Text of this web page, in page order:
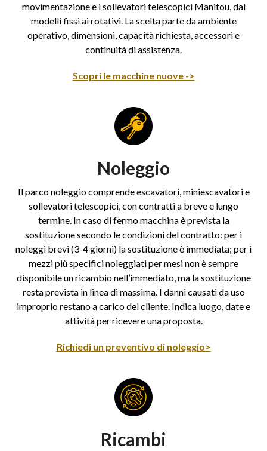
movimentazione e i sollevatori telescopici Manitou, dai
modelli fissi ai rotativi. La scelta parte da ambiente
operativo, dimensioni, capacità richiesta, accessori e
continuità di assistenza.
Scopri le macchine nuove ->
Noleggio
Il parco noleggio comprende escavatori, miniescavatori e
sollevatori telescopici, con contratti a breve e lungo
termine. In caso di fermo macchina è prevista la
sostituzione secondo le condizioni del contratto: per i
noleggi brevi (3-4 giorni) la sostituzione è immediata; per i
mezzi più specifici noleggiati per mesi non è sempre
disponibile un ricambio nell’immediato, ma la sostituzione
resta prevista in linea di massima. I danni causati da uso
improprio restano a carico del cliente. Indica luogo, date e
attività per ricevere una proposta.
Richiedi un preventivo di noleggio>
Ricambi